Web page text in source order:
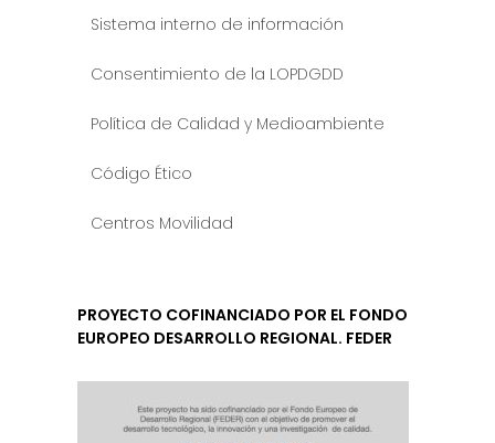
Sistema interno de información
Consentimiento de la LOPDGDD
Política de Calidad y Medioambiente
Código Ético
Centros Movilidad
PROYECTO COFINANCIADO POR EL FONDO
EUROPEO DESARROLLO REGIONAL. FEDER